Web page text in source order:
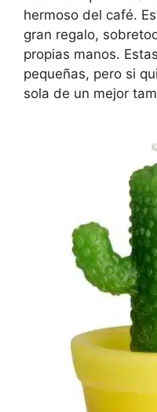
hermoso del café.
gran regalo,
propias manos.
pequeñas, pero si
sola de un mejor